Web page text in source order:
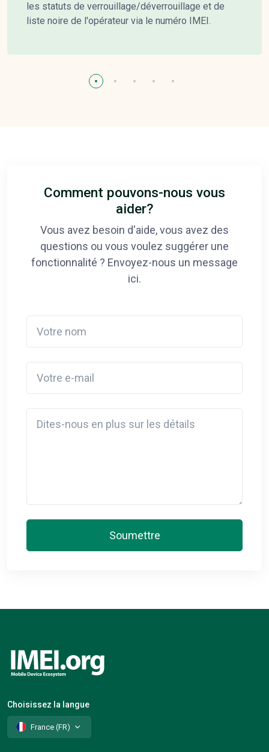
les statuts de verrouillage/déverrouillage et de
liste noire de l'opérateur via le numéro IMEI.
Comment pouvons-nous vous
aider?
Vous avez besoin d'aide, vous avez des
questions ou vous voulez suggérer une
fonctionnalité ? Envoyez-nous un message
ici.
Soumettre
Choisissez la langue
France (FR)